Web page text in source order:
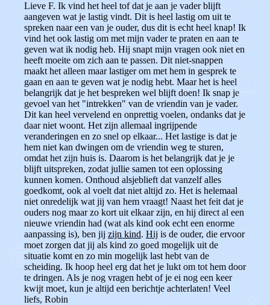
Lieve F. Ik vind het heel tof dat je aan je vader blijft
aangeven wat je lastig vindt. Dit is heel lastig om uit te
spreken naar een van je ouder, dus dit is echt heel knap! Ik
vind het ook lastig om met mijn vader te praten en aan te
geven wat ik nodig heb. Hij snapt mijn vragen ook niet en
heeft moeite om zich aan te passen. Dit niet-snappen
maakt het alleen maar lastiger om met hem in gesprek te
gaan en aan te geven wat je nodig hebt. Maar het is heel
belangrijk dat je het bespreken wel blijft doen! Ik snap je
gevoel van het "intrekken" van de vriendin van je vader.
Dit kan heel vervelend en onprettig voelen, ondanks dat je
daar niet woont. Het zijn allemaal ingrijpende
veranderingen en zo snel op elkaar... Het lastige is dat je
hem niet kan dwingen om de vriendin weg te sturen,
omdat het zijn huis is. Daarom is het belangrijk dat je je
blijft uitspreken, zodat jullie samen tot een oplossing
kunnen komen. Onthoud alsjeblieft dat vanzelf alles
goedkomt, ook al voelt dat niet altijd zo. Het is helemaal
niet onredelijk wat jij van hem vraagt! Naast het feit dat je
ouders nog maar zo kort uit elkaar zijn, en hij direct al een
nieuwe vriendin had (wat als kind ook echt een enorme
aanpassing is), ben jij zijn kind. Hij is de ouder, die ervoor
moet zorgen dat jij als kind zo goed mogelijk uit de
situatie komt en zo min mogelijk last hebt van de
scheiding. Ik hoop heel erg dat het je lukt om tot hem door
te dringen. Als je nog vragen hebt of je ei nog een keer
kwijt moet, kun je altijd een berichtje achterlaten! Veel
liefs, Robin